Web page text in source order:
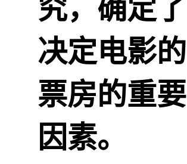
究，确定了
决定电影的
票房的重要
因素。